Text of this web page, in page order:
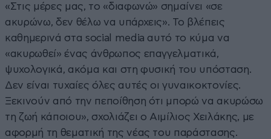
«Στις μέρες μας, το «διαφωνώ» σημαίνει «σε
ακυρώνω, δεν θέλω να υπάρχεις». Το βλέπεις
καθημερινά στα social media αυτό το κύμα να
«ακυρωθεί» ένας άνθρωπος επαγγελματικά,
ψυχολογικά, ακόμα και στη φυσική του υπόσταση.
Δεν είναι τυχαίες όλες αυτές οι γυναικοκτονίες.
Ξεκινούν από την πεποίθηση ότι μπορώ να ακυρώσω
τη ζωή κάποιου», σχολιάζει ο Αιμίλιος Χειλάκης, με
αφορμή τη θεματική της νέας του παράστασης.